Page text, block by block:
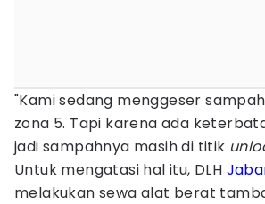
"Kami sedang menggeser
zona 5. Tapi karena ada
jadi sampahnya masih di titik
Untuk mengatasi hal itu, DLH
melakukan sewa alat berat